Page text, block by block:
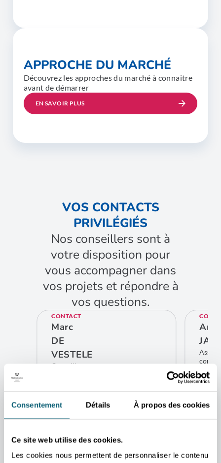
Consentement Détails À propos des cookies
Ce site web utilise des cookies.
Les cookies nous permettent de personnaliser le contenu
APPROCHE DU MARCHÉ
Découvrez les approches du marché à connaitre
avant de démarrer
EN SAVOIR PLUS
VOS CONTACTS
PRIVILÉGIÉS
Nos conseillers sont à
votre disposition pour
vous accompagner dans
vos projets et répondre à
vos questions.
CONTACT
Marc
DE
VESTELE
Conseiller
Mumbai
of Belgium
TCG Financial Centre, 7th Floor C-
53, G-Block, Bandra Kurla
Arti
JAIN
50-N